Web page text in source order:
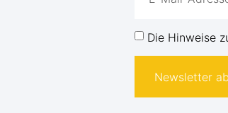
Die Hinweise
Newsletter